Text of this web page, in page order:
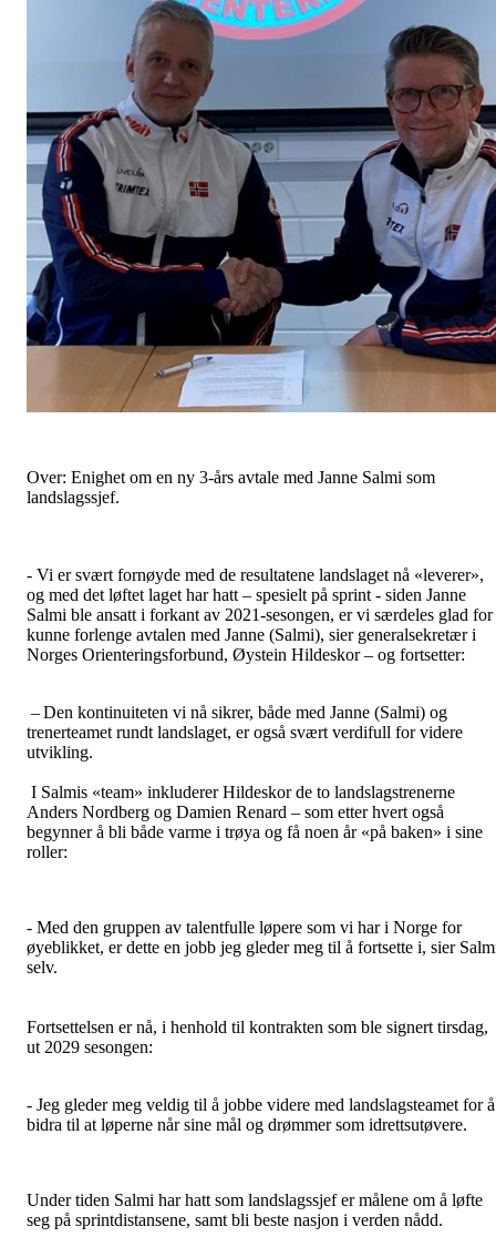
Over: Enighet om en ny 3-års avtale med Janne Salmi som
landslagssjef.
- Vi er svært fornøyde med de resultatene landslaget nå «leverer»,
og med det løftet laget har hatt – spesielt på sprint - siden Janne
Salmi ble ansatt i forkant av 2021-sesongen, er vi særdeles glad for
kunne forlenge avtalen med Janne (Salmi), sier generalsekretær i
Norges Orienteringsforbund, Øystein Hildeskor – og fortsetter:
– Den kontinuiteten vi nå sikrer, både med Janne (Salmi) og
trenerteamet rundt landslaget, er også svært verdifull for videre
utvikling.
I Salmis «team» inkluderer Hildeskor de to landslagstrenerne
Anders Nordberg og Damien Renard – som etter hvert også
begynner å bli både varme i trøya og få noen år «på baken» i sine
roller:
- Med den gruppen av talentfulle løpere som vi har i Norge for
øyeblikket, er dette en jobb jeg gleder meg til å fortsette i, sier
selv.
Fortsettelsen er nå, i henhold til kontrakten som ble signert tirsdag,
ut 2029 sesongen:
- Jeg gleder meg veldig til å jobbe videre med landslagsteamet for å
bidra til at løperne når sine mål og drømmer som idrettsutøvere.
Under tiden Salmi har hatt som landslagssjef er målene om å løfte
seg på sprintdistansene, samt bli beste nasjon i verden nådd.